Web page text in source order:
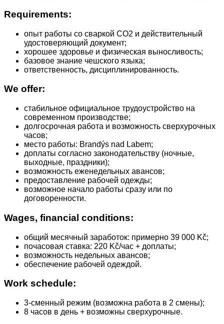
Requirements:
опыт работы со сваркой CO2 и действительный
удостоверяющий документ;
хорошее здоровье и физическая выносливость;
базовое знание чешского языка;
ответственность, дисциплинированность.
We offer:
стабильное официальное трудоустройство на
современном производстве;
долгосрочная работа и возможность сверхурочных
часов;
место работы: Brandýs nad Labem;
доплаты согласно законодательству (ночные,
выходные, праздники);
возможность еженедельных авансов;
предоставление рабочей одежды;
возможное начало работы сразу или по
договоренности.
Wages, financial conditions:
общий месячный заработок: примерно 39 000 Kč;
почасовая ставка: 220 Kč/час + доплаты;
возможность недельных авансов;
обеспечение рабочей одеждой.
Work schedule:
3-сменный режим (возможна работа в 2 смены);
8 часов в день + возможны сверхурочные.